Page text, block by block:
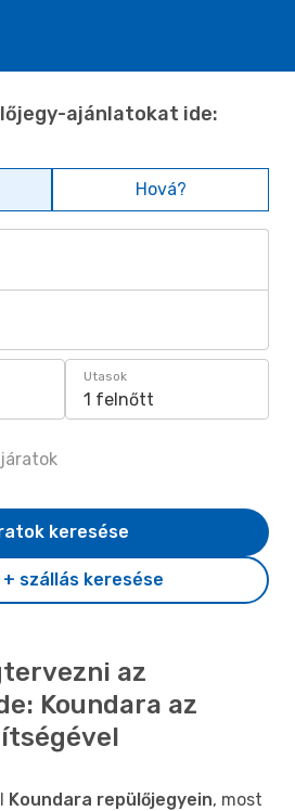
ajánlatokat ide:
Hová?
Utasok
1 felnőtt
+ szállás keresése
keresése
az
Koundara az
Koundara repülőjegyein, most